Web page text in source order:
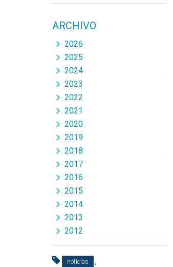
ARCHIVO
2026
2025
2024
2023
2022
2021
2020
2019
2018
2017
2016
2015
2014
2013
2012
noticias ,